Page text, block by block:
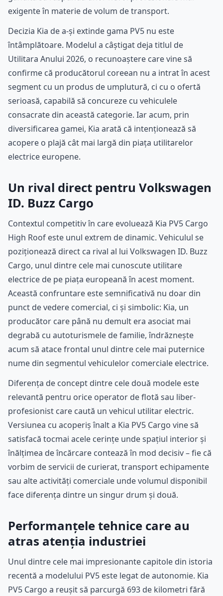
exigente în materie de volum de transport.
Decizia Kia de a-și extinde gama PV5 nu este
întâmplătoare. Modelul a câștigat deja titlul de
Utilitara Anului 2026, o recunoaștere care vine să
confirme că producătorul coreean nu a intrat în acest
segment cu un produs de umplutură, ci cu o ofertă
serioasă, capabilă să concureze cu vehiculele
consacrate din această categorie. Iar acum, prin
diversificarea gamei, Kia arată că intenționează să
acopere o plajă cât mai largă din piața utilitarelor
electrice europene.
Un rival direct pentru Volkswagen
ID. Buzz Cargo
Contextul competitiv în care evoluează Kia PV5 Cargo
High Roof este unul extrem de dinamic. Vehiculul se
poziționează direct ca rival al lui Volkswagen ID. Buzz
Cargo, unul dintre cele mai cunoscute utilitare
electrice de pe piața europeană în acest moment.
Această confruntare este semnificativă nu doar din
punct de vedere comercial, ci și simbolic: Kia, un
producător care până nu demult era asociat mai
degrabă cu autoturismele de familie, îndrăznește
acum să atace frontal unul dintre cele mai puternice
nume din segmentul vehiculelor comerciale electrice.
Diferența de concept dintre cele două modele este
relevantă pentru orice operator de flotă sau liber-
profesionist care caută un vehicul utilitar electric.
Versiunea cu acoperiș înalt a Kia PV5 Cargo vine să
satisfacă tocmai acele cerințe unde spațiul interior și
înălțimea de încărcare contează în mod decisiv – fie că
vorbim de servicii de curierat, transport echipamente
sau alte activități comerciale unde volumul disponibil
face diferența dintre un singur drum și două.
Performanțele tehnice care au
atras atenția industriei
Unul dintre cele mai impresionante capitole din istoria
recentă a modelului PV5 este legat de autonomie. Kia
PV5 Cargo a reușit să parcurgă 693 de kilometri fără